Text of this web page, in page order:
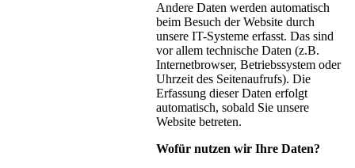
Andere Daten werden automatisch
beim Besuch der Website durch
unsere IT-Systeme erfasst. Das sind
vor allem technische Daten (z.B.
Internetbrowser, Betriebssystem oder
Uhrzeit des Seitenaufrufs). Die
Erfassung dieser Daten erfolgt
automatisch, sobald Sie unsere
Website betreten.
Wofür nutzen wir Ihre Daten?